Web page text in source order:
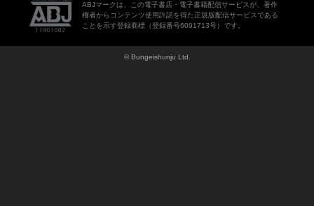
ABJマークは、この電子書店・電子書籍配信サービスが、著作
権者からコンテンツ使用許諾を得た正規版配信サービスである
ことを示す登録商標（登録番号6091713号）です。
© Bungeishunju Ltd.